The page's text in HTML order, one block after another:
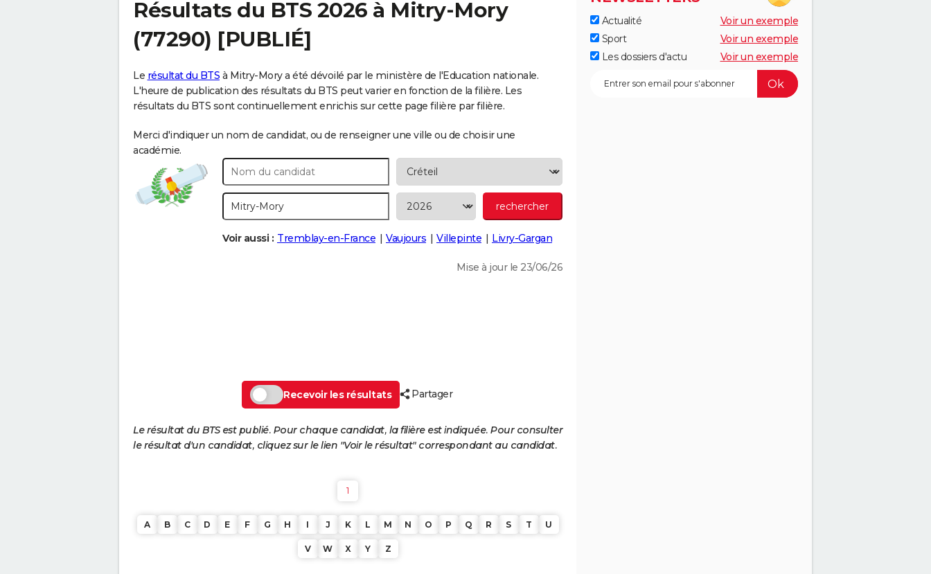
Résultats du BTS 2026 à Mitry-Mory
(77290) [PUBLIÉ]
Le résultat du BTS à Mitry-Mory a été dévoilé par le ministère de l'Education nationale.
L'heure de publication des résultats du BTS peut varier en fonction de la filière. Les
résultats du BTS sont continuellement enrichis sur cette page filière par filière.
Merci d'indiquer un nom de candidat, ou de renseigner une ville ou de choisir une
académie.
Voir aussi : Tremblay-en-France Vaujours Villepinte Livry-Gargan
Mise à jour le 23/06/26
Recevoir les résultats Partager
Le résultat du BTS est publié. Pour chaque candidat, la filière est indiquée. Pour consulter
le résultat d'un candidat, cliquez sur le lien "Voir le résultat" correspondant au candidat.
1
A B C D E F G H I J K L M N O P Q R S T U
V W X Y Z
Actualité
Voir un exemple
Sport
Voir un exemple
Les dossiers d'actu
Voir un exemple